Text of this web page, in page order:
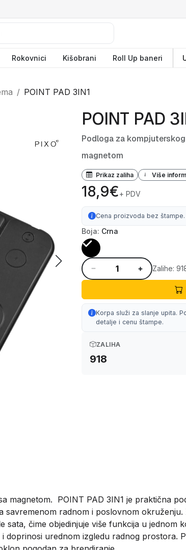
Rokovnici Kišobrani Roll Up baneri
POINT PAD 3IN1
POINT PAD
Podloga za
magnetom
Prikaz zaliha Više
18,9€+ PDV
Cena proizvoda bez štampe.
Boja: Crna
Zalihe:
Korpa služi za slanje upita.
detalje i cenu štampe.
ZALIHA
918
magnetom. POINT PAD 3IN1 je praktična
savremenom radnom i poslovnom
čime objedinjuje više funkcija u jednom
doprinosi urednom izgledu radnog prostora.